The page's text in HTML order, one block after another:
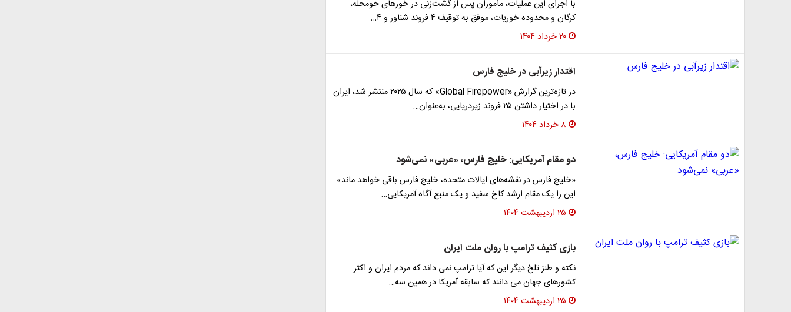
با اجرای این عملیات، مأموران پس از گشت‌زنی در خور‌های خومحله،
کرگان و محدوده خوریات، موفق به توقیف ۴ فروند شناور و ۴…
۲۰ خرداد ۱۴۰۴
اقتدار زیرآبی در خلیج فارس
در تازه‌ترین گزارش «Global Firepower» که سال ۲۰۲۵ منتشر شد، ایران
با در اختیار داشتن ۲۵ فروند زیردریایی، به‌عنوان…
۸ خرداد ۱۴۰۴
دو مقام آمریکایی: خلیج فارس، «عربی» نمی‌شود
«خلیج فارس در نقشه‌های ایالات متحده، خلیج فارس باقی خواهد ماند»
این را یک مقام ارشد کاخ سفید و یک منبع آگاه آمریکایی…
۲۵ اردیبهشت ۱۴۰۴
بازی کثیف ترامپ با روان ملت ایران
نکته و طنز تلخ دیگر این که آیا ترامپ نمی داند که مردم ایران و اکثر
کشورهای جهان می دانند که سابقه آمریکا در همین سه…
۲۵ اردیبهشت ۱۴۰۴